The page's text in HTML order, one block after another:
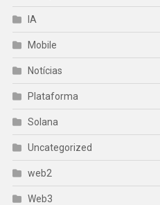
IA
Mobile
Notícias
Plataforma
Solana
Uncategorized
web2
Web3